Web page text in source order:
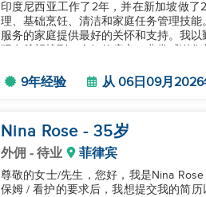
印度尼西亚工作了2年，并在新加坡做
理、基础烹饪、清洁和家庭任务管理技
服务的家庭提供最好的关怀和支持。我
9年经验 从 06日09月2026
Nina Rose - 35岁
外佣 - 待业 菲律宾
尊敬的女士/先生，您好，我是Nina
保姆 / 看护的要求后，我想提交我的简